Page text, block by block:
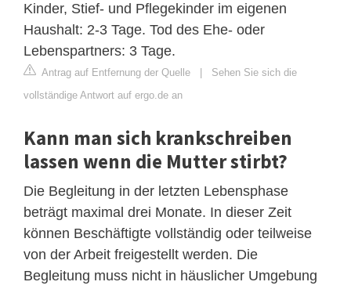
Kinder, Stief- und Pflegekinder im eigenen
Haushalt: 2-3 Tage. Tod des Ehe- oder
Lebenspartners: 3 Tage.
Antrag auf Entfernung der Quelle
Sehen Sie sich die
vollständige Antwort auf ergo.de an
Kann man sich krankschreiben
lassen wenn die Mutter stirbt?
Die Begleitung in der letzten Lebensphase
beträgt maximal drei Monate. In dieser Zeit
können Beschäftigte vollständig oder teilweise
von der Arbeit freigestellt werden. Die
Begleitung muss nicht in häuslicher Umgebung